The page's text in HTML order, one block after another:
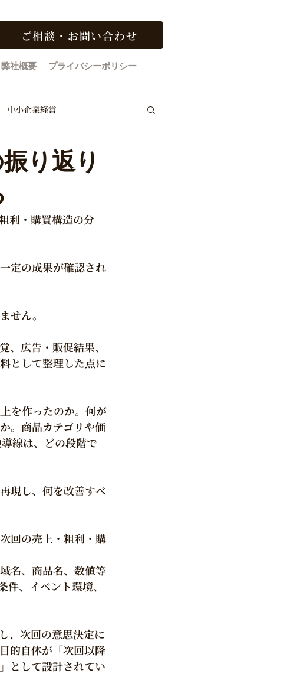
ご相談・お問い合わせ
弊社概要 プライバシーポリシー
中小企業経営
設計 支援事例・事例分析
り返り
利・購買構造の分
定の成果が確認され
せん。
広告・販促結果、
として整理した点に
を作ったのか。何が
。商品カテゴリや価
線は、どの段階で
現し、何を改善すべ
回の売上・粗利・購
名、商品名、数値等
、イベント環境、
、次回の意思決定に
的自体が「次回以降
として設計されてい